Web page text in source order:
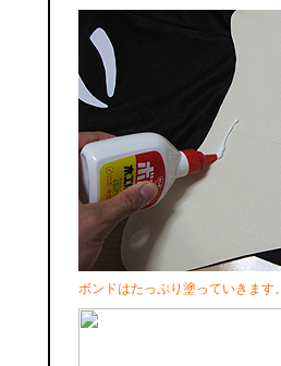
ボンドはたっぷり塗っていきます。